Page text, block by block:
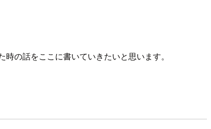
の話をここに書いていきたいと思います。